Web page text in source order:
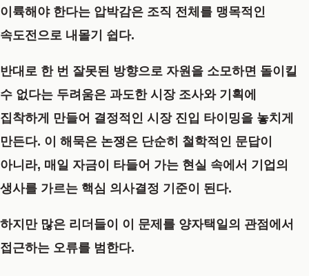
이륙해야 한다는 압박감은 조직 전체를 맹목적인
속도전으로 내몰기 쉽다.
반대로 한 번 잘못된 방향으로 자원을 소모하면 돌이킬
수 없다는 두려움은 과도한 시장 조사와 기획에
집착하게 만들어 결정적인 시장 진입 타이밍을 놓치게
만든다. 이 해묵은 논쟁은 단순히 철학적인 문답이
아니라, 매일 자금이 타들어 가는 현실 속에서 기업의
생사를 가르는 핵심 의사결정 기준이 된다.
하지만 많은 리더들이 이 문제를 양자택일의 관점에서
접근하는 오류를 범한다.